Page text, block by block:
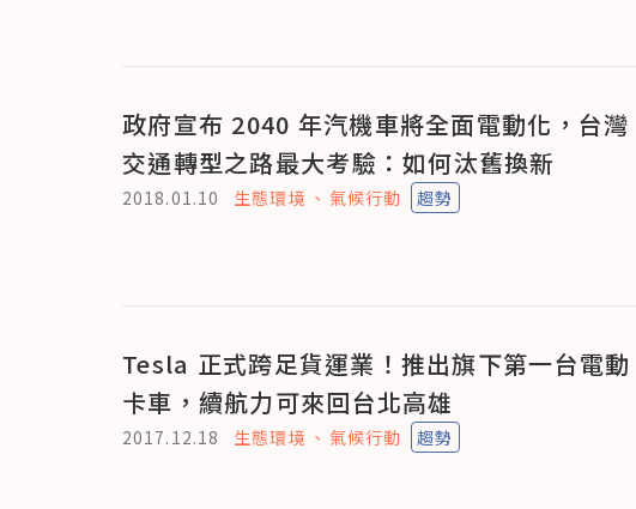
政府宣布 2040 年汽機車將全面電動化，台灣
交通轉型之路最大考驗：如何汰舊換新
2018.01.10 生態環境 氣候行動 趨勢
Tesla 正式跨足貨運業！推出旗下第一台電動
卡車，續航力可來回台北高雄
2017.12.18 生態環境 氣候行動 趨勢